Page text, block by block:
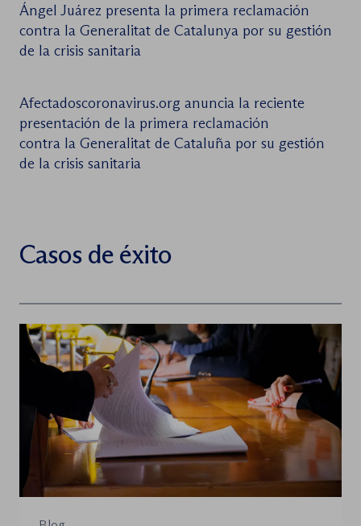
Ángel Juárez presenta la primera reclamación
contra la Generalitat de Catalunya por su gestión
de la crisis sanitaria
Afectadoscoronavirus.org anuncia la reciente
presentación de la primera reclamación
contra la Generalitat de Cataluña por su gestión
de la crisis sanitaria
Casos de éxito